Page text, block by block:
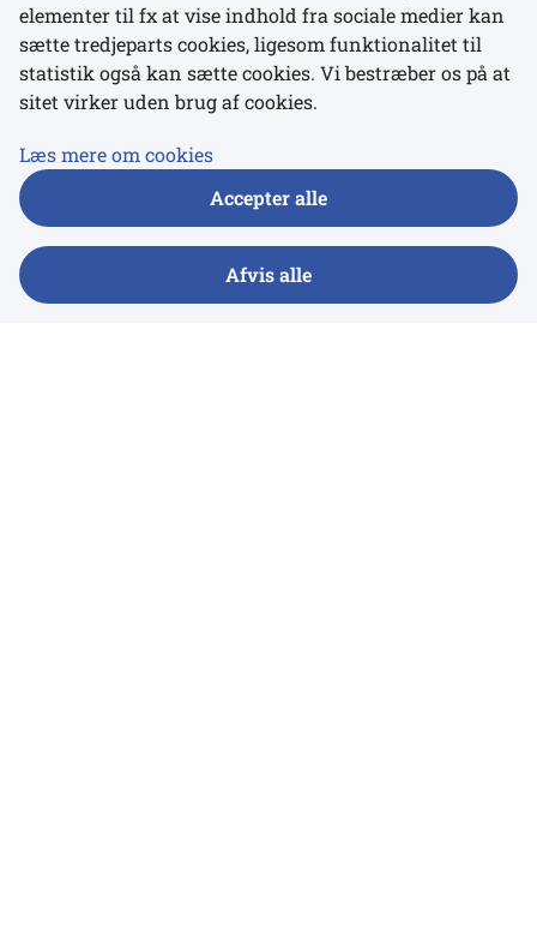
Blodproduktområdet 2020
15-06-2021
Blod, væv/celler og organer
Denne rapport over blodproduktområdet for 2020
indeholder oplysninger om landets fem blodcentres
tappevirksomhed. Den beskriver bl.a. antal af
bloddonorer, fuld...
elementer til fx at vise indhold fra sociale medier kan
sætte tredjeparts cookies, ligesom funktionalitet til
statistik også kan sætte cookies. Vi bestræber os på at
sitet virker uden brug af cookies.
Læs mere om cookies
Accepter alle
Afvis alle